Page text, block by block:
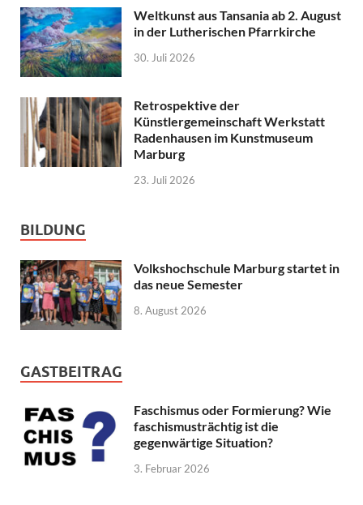
Weltkunst aus Tansania ab 2. August
in der Lutherischen Pfarrkirche
30. Juli 2026
Retrospektive der
Künstlergemeinschaft Werkstatt
Radenhausen im Kunstmuseum
Marburg
23. Juli 2026
BILDUNG
Volkshochschule Marburg startet in
das neue Semester
8. August 2026
GASTBEITRAG
Faschismus oder Formierung? Wie
faschismusträchtig ist die
gegenwärtige Situation?
3. Februar 2026